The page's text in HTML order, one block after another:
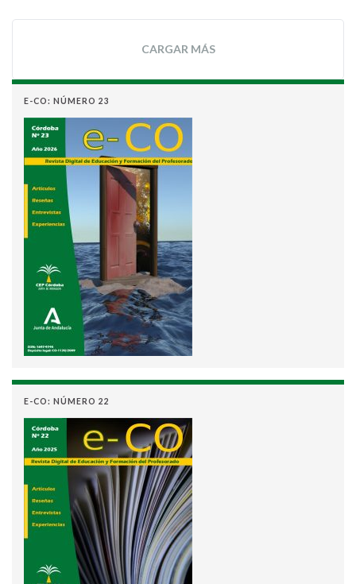
CARGAR MÁS
E-CO: NÚMERO 23
E-CO: NÚMERO 22